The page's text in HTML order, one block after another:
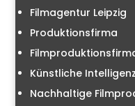
Filmagentur Leipzig
Produktionsfirma
Künstliche Intelligenz
Nachhaltige